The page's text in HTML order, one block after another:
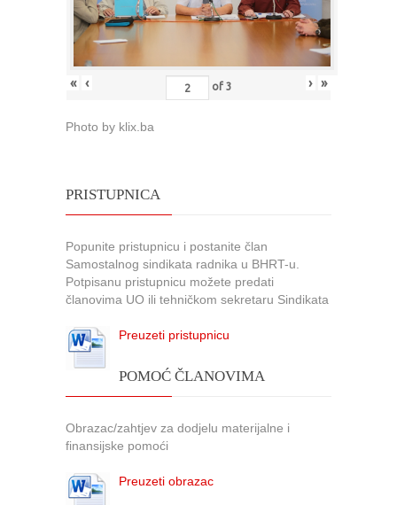
« ‹ of 3 › »
Photo by klix.ba
PRISTUPNICA
Popunite pristupnicu i postanite član
Samostalnog sindikata radnika u BHRT-u.
Potpisanu pristupnicu možete predati
članovima UO ili tehničkom sekretaru Sindikata
Preuzeti pristupnicu
POMOĆ ČLANOVIMA
Obrazac/zahtjev za dodjelu materijalne i
finansijske pomoći
Preuzeti obrazac